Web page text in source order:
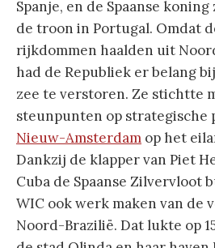
Spanje, en de Spaanse
de troon in Portugal. Omdat
rijkdommen haalden uit
had de Republiek er belang
zee te verstoren. Ze stichtte
steunpunten op strategische
Nieuw-Amsterdam op het
Dankzij de klapper van Piet
Cuba de Spaanse Zilvervloot
WIC ook werk maken van de
Noord-Brazilië. Dat lukte op